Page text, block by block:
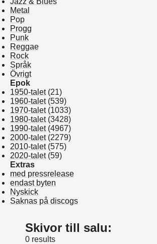
Metal
Pop
Progg
Punk
Reggae
Rock
Språk
Övrigt
Epok
1950-talet(21)
1960-talet(539)
1970-talet(1033)
1980-talet(3428)
1990-talet(4967)
2000-talet(2279)
2010-talet(575)
2020-talet(59)
Extras
med pressrelease
endast byten
Nyskick
Saknas på discogs
Skivor till salu:
0 results